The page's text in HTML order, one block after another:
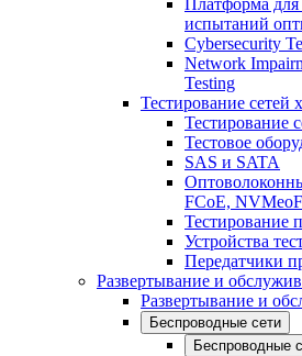
Платформа
испытаний
Cybersecurity
Network
Testing
Тестирование сетей
Тестирование
Тестовое
SAS и SATA
FCoE, NVMeoF
Тестирование
Устройства
Передатчики
Развертывание и
Развертывание и
Беспроводные сети
Беспроводные